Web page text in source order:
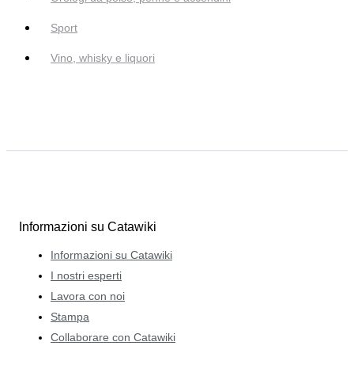
Sport
Vino, whisky e liquori
Informazioni su Catawiki
Informazioni su Catawiki
I nostri esperti
Lavora con noi
Stampa
Collaborare con Catawiki